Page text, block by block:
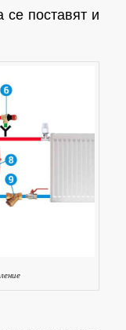
се поставят и